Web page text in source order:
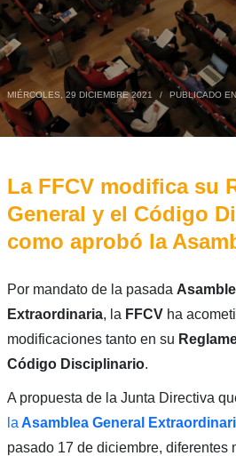
MIÉRCOLES, 29 DICIEMBRE 2021 / PUBLICADO EN
La FFCV modifica su
General y el Código
como aprobó la
Por mandato de la pasada
Extraordinaria, la FFCV ha
modificaciones tanto en su
Código Disciplinario.
A propuesta de la Junta Directiva
la Asamblea General
pasado 17 de diciembre, diferentes